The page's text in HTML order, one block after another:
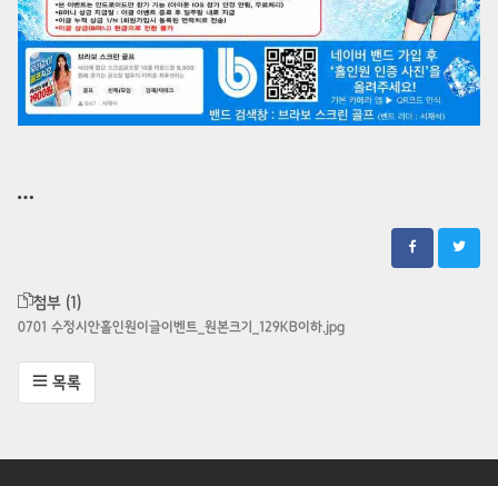
첨부 (1)
0701 수정시안홀인원이글이벤트_원본크기_129KB이하.jpg
목록